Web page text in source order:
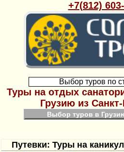
+7(812)
Выбор туров по
Туры на отдых
Грузию из
Выбор туров в
Путевки: Туры на